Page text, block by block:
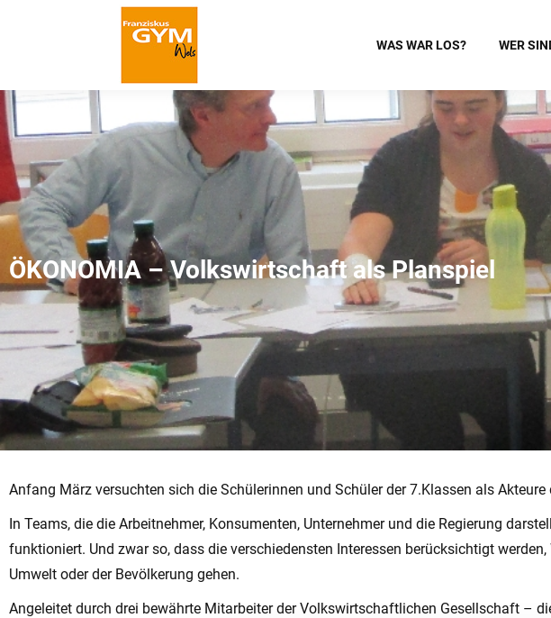
WAS WAR LOS? WER
ÖKONOMIA – Volkswirtschaft als Planspiel
Anfang März versuchten sich die Schülerinnen und Schüler der 7.Klassen als
In Teams, die die Arbeitnehmer, Konsumenten, Unternehmer und die Regierung
funktioniert. Und zwar so, dass die verschiedensten Interessen berücksichtigt
Umwelt oder der Bevölkerung gehen.
Angeleitet durch drei bewährte Mitarbeiter der Volkswirtschaftlichen Gesellschaft –